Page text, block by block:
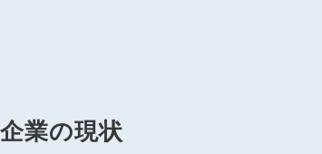
業の現状